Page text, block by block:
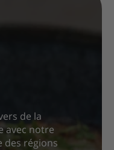
de la
avec notre
des régions